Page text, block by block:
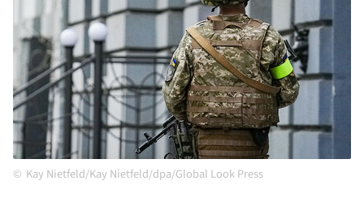
Kay Nietfeld/Kay Nietfeld/dpa/Global Look Press